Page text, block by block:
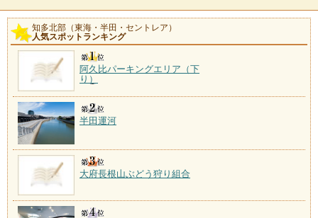
知多北部（東海・半田・セントレア）
人気スポットランキング
阿久比パーキングエリア（下
り）
半田運河
大府長根山ぶどう狩り組合